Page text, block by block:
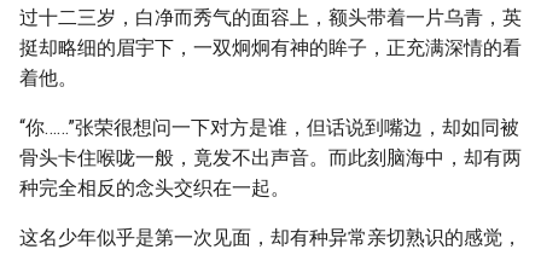
过十二三岁，白净而秀气的面容上，额头带着一片乌青，英
挺却略细的眉宇下，一双炯炯有神的眸子，正充满深情的看
着他。
“你……”张荣很想问一下对方是谁，但话说到嘴边，却如同被
骨头卡住喉咙一般，竟发不出声音。而此刻脑海中，却有两
种完全相反的念头交织在一起。
这名少年似乎是第一次见面，却有种异常亲切熟识的感觉，